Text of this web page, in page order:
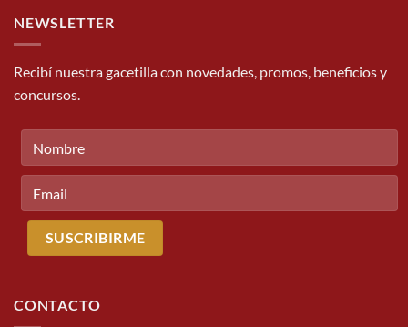
NEWSLETTER
Recibí nuestra gacetilla con novedades, promos, beneficios y
concursos.
CONTACTO